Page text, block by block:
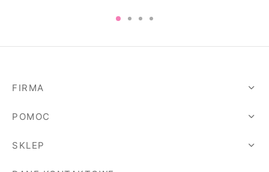
POMOC
SKLEP
FIRMA